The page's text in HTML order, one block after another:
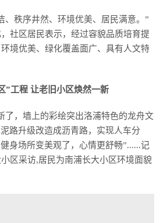
、秩序井然、环境优美、居民满意。”
社区居民表示，经过容貌品质培育提
境优美、绿化覆盖面广、具有人文特
”工程 让老旧小区焕然一新
了，墙上的彩绘突出洛浦特色的龙舟文
路升级改造成沥青路，实现人车分
身场所变美观了，心情更舒畅”......记
区采访,居民为南浦长大小区环境面貌